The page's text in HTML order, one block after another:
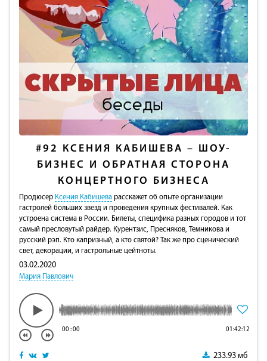
#92 КСЕНИЯ КАБИШЕВА – ШОУ-
БИЗНЕС И ОБРАТНАЯ СТОРОНА
КОНЦЕРТНОГО БИЗНЕСА
Продюсер Ксения Кабишева расскажет об опыте организации
гастролей больших звезд и проведения крупных фестивалей. Как
устроена система в России. Билеты, специфика разных городов и тот
самый пресловутый райдер. Курентзис, Пресняков, Темникова и
русский рэп. Кто капризный, а кто святой? Так же про сценический
свет, декорации, и гастрольные цейтноты.
03.02.2020
Мария Павлович
00:00 01:42:12
233.93 мб